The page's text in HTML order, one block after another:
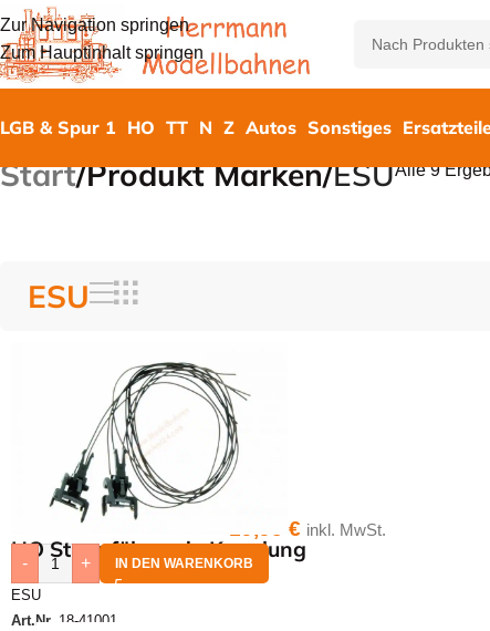
Zur Navigation springen
Zum Hauptinhalt springen
LGB & Spur 1 HO TT N Z Autos Sonstiges
Start/Produkt Marken/ESUAlle 9
ESU
HO Stromführende Kupplung
ESU
Art.Nr. 18-41001
19,95€ inkl. MwSt.
-
+ IN DEN WARENKORB